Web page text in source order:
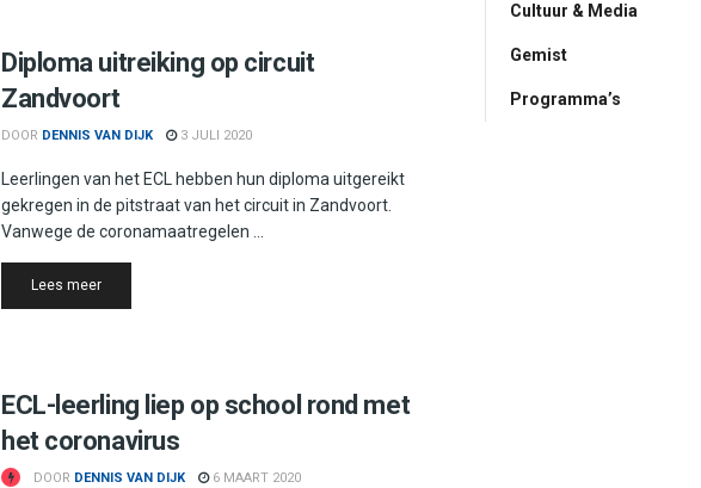
Diploma uitreiking op circuit
Zandvoort
DOOR DENNIS VAN DIJK 3 JULI 2020
Leerlingen van het ECL hebben hun diploma uitgereikt
gekregen in de pitstraat van het circuit in Zandvoort.
Vanwege de coronamaatregelen ...
Lees meerDetails
ECL-leerling liep op school rond met
het coronavirus
DOOR DENNIS VAN DIJK 6 MAART 2020
Cultuur & Media
Gemist
Programma’s